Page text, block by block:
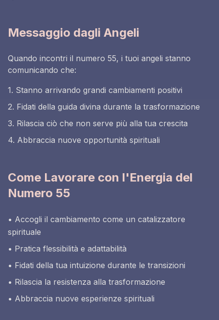
Messaggio dagli Angeli
Quando incontri il numero 55, i tuoi angeli stanno
comunicando che:
1. Stanno arrivando grandi cambiamenti positivi
2. Fidati della guida divina durante la trasformazione
3. Rilascia ciò che non serve più alla tua crescita
4. Abbraccia nuove opportunità spirituali
Come Lavorare con l'Energia del
Numero 55
• Accogli il cambiamento come un catalizzatore
spirituale
• Pratica flessibilità e adattabilità
• Fidati della tua intuizione durante le transizioni
• Rilascia la resistenza alla trasformazione
• Abbraccia nuove esperienze spirituali